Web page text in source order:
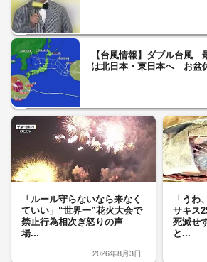
【台風情報】ダブル台風
は北日本・東日本へ お盆
「ルール守らないなら来なく
ていい」“世界一”花火大会で
禁止行為相次ぎ怒りの声
場...
2026年8月3日
「うわ
サキス
死滅せ
と...